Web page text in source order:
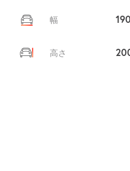
幅
高さ